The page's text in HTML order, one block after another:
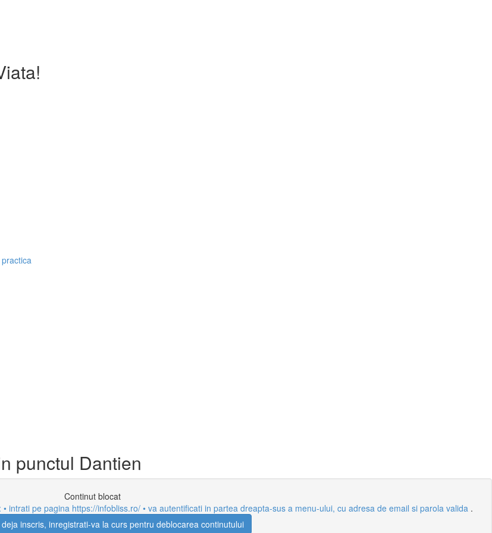
punctul Dantien
Continut blocat
intrati pe pagina https://infobliss.ro/ • va autentificati in partea dreapta-sus a menu-ului, cu adresa de email si parola valida .
inscris, inregistrati-va la curs pentru deblocarea continutului